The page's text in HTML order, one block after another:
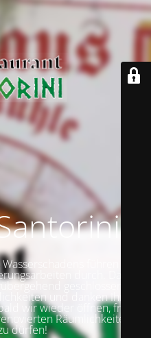
führen wir
durch. Daher
geschlossen.
und danken Ihnen
wir wieder öffnen, freuen
Räumlichkeiten
dürfen!